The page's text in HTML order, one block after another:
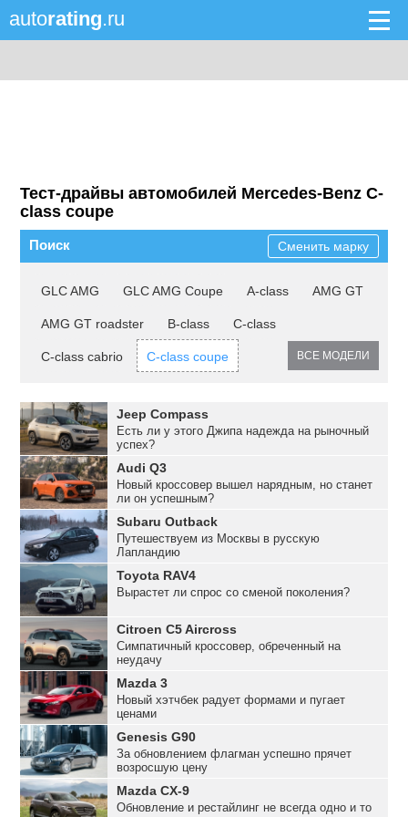
autorating.ru
Тест-драйвы автомобилей Mercedes-Benz C-
class coupe
Поиск Сменить марку
GLC AMG GLC AMG Coupe A-class AMG GT
AMG GT roadster B-class C-class
C-class cabrio C-class coupe ВСЕ МОДЕЛИ
Jeep Compass
Есть ли у этого Джипа надежда на рыночный
успех?
Audi Q3
Новый кроссовер вышел нарядным, но станет
ли он успешным?
Subaru Outback
Путешествуем из Москвы в русскую
Лапландию
Toyota RAV4
Вырастет ли спрос со сменой поколения?
Citroen C5 Aircross
Симпатичный кроссовер, обреченный на
неудачу
Mazda 3
Новый хэтчбек радует формами и пугает
ценами
Genesis G90
За обновлением флагман успешно прячет
возросшую цену
Mazda CX-9
Обновление и рестайлинг не всегда одно и то